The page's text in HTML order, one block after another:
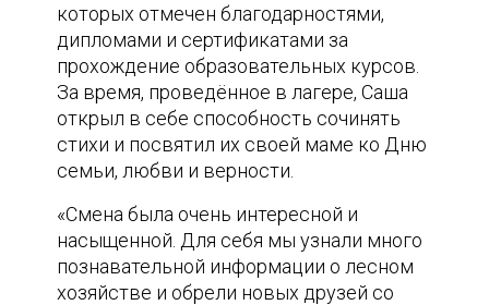
которых отмечен благодарностями,
дипломами и сертификатами за
прохождение образовательных курсов.
За время, проведённое в лагере, Саша
открыл в себе способность сочинять
стихи и посвятил их своей маме ко Дню
семьи, любви и верности.
«Смена была очень интересной и
насыщенной. Для себя мы узнали много
познавательной информации о лесном
хозяйстве и обрели новых друзей со